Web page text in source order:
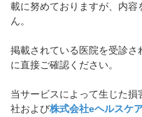
載に努めておりますが、内
ん。
掲載されている医院を受診
に直接ご確認ください。
当サービスによって生じた
社および株式会社eヘルスケ